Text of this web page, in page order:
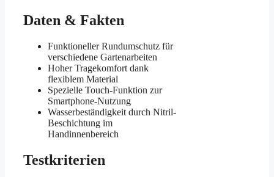
Daten & Fakten
Funktioneller Rundumschutz für
verschiedene Gartenarbeiten
Hoher Tragekomfort dank
flexiblem Material
Spezielle Touch-Funktion zur
Smartphone-Nutzung
Wasserbeständigkeit durch Nitril-
Beschichtung im
Handinnenbereich
Testkriterien